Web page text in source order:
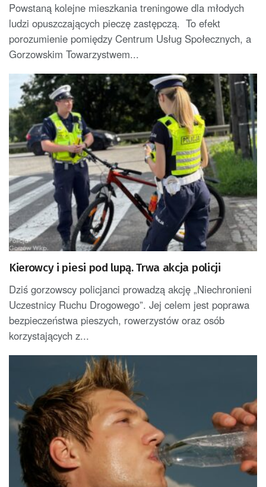
Powstaną kolejne mieszkania treningowe dla młodych
ludzi opuszczających pieczę zastępczą. To efekt
porozumienie pomiędzy Centrum Usług Społecznych, a
Gorzowskim Towarzystwem...
Kierowcy i piesi pod lupą. Trwa akcja policji
Dziś gorzowscy policjanci prowadzą akcję „Niechronieni
Uczestnicy Ruchu Drogowego”. Jej celem jest poprawa
bezpieczeństwa pieszych, rowerzystów oraz osób
korzystających z...